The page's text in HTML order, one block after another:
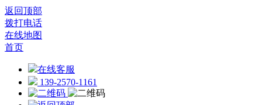
返回顶部
拨打电话
在线地图
首页
在线客服
139-2570-1161